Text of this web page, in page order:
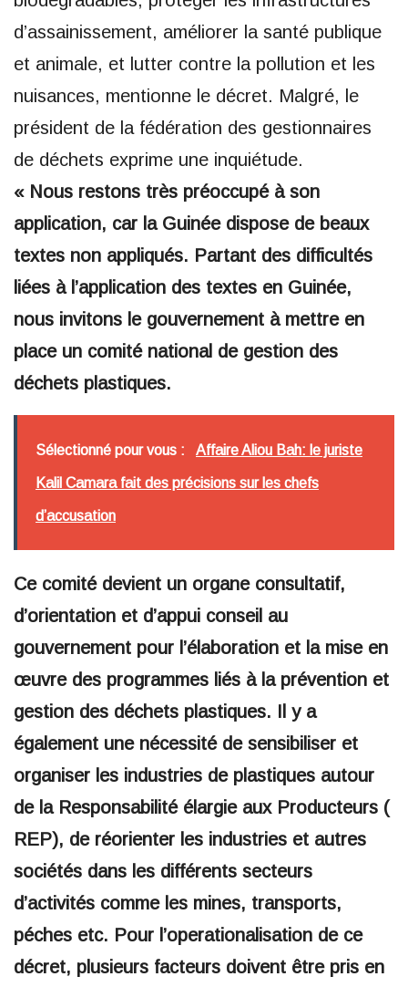
d’assainissement, améliorer la santé publique
et animale, et lutter contre la pollution et les
nuisances, mentionne le décret. Malgré, le
président de la fédération des gestionnaires
de déchets exprime une inquiétude.
« Nous restons très préoccupé à son
application, car la Guinée dispose de beaux
textes non appliqués. Partant des difficultés
liées à l’application des textes en Guinée,
nous invitons le gouvernement à mettre en
place un comité national de gestion des
déchets plastiques.
Sélectionné pour vous : Affaire Aliou Bah: le juriste
Kalil Camara fait des précisions sur les chefs
d’accusation
Ce comité devient un organe consultatif,
d’orientation et d’appui conseil au
gouvernement pour l’élaboration et la mise en
œuvre des programmes liés à la prévention et
gestion des déchets plastiques. Il y a
également une nécessité de sensibiliser et
organiser les industries de plastiques autour
de la Responsabilité élargie aux Producteurs (
REP), de réorienter les industries et autres
sociétés dans les différents secteurs
d’activités comme les mines, transports,
péches etc. Pour l’operationalisation de ce
décret, plusieurs facteurs doivent être pris en